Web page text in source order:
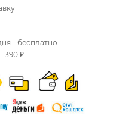
- бесплатно
390 ₽